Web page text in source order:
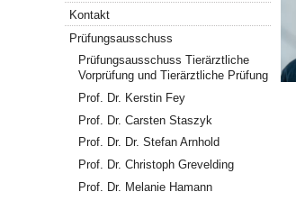
Kontakt
Prüfungsausschuss
Prüfungsausschuss Tierärztliche
Vorprüfung und Tierärztliche Prüfung
Prof. Dr. Kerstin Fey
Prof. Dr. Carsten Staszyk
Prof. Dr. Dr. Stefan Arnhold
Prof. Dr. Christoph Grevelding
Prof. Dr. Melanie Hamann